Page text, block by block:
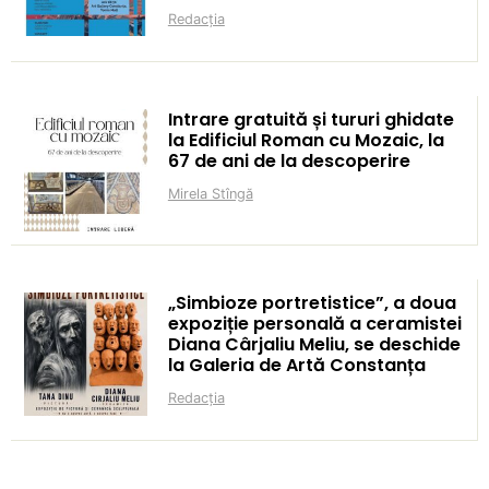
Redacția
Intrare gratuită și tururi ghidate
la Edificiul Roman cu Mozaic, la
67 de ani de la descoperire
Mirela Stîngă
„Simbioze portretistice”, a doua
expoziție personală a ceramistei
Diana Cârjaliu Meliu, se deschide
la Galeria de Artă Constanța
Redacția